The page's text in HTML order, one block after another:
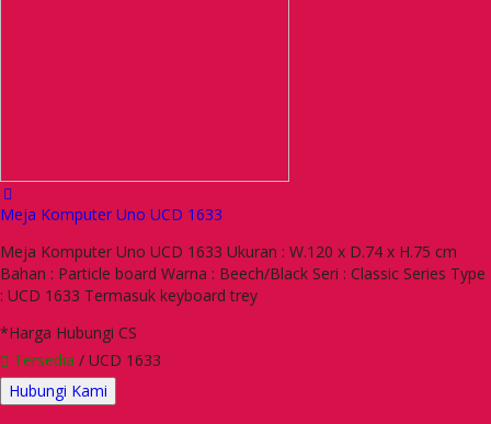
Meja Komputer Uno UCD 1633
Meja Komputer Uno UCD 1633 Ukuran : W.120 x D.74 x H.75 cm
Bahan : Particle board Warna : Beech/Black Seri : Classic Series Type
: UCD 1633 Termasuk keyboard trey
*Harga Hubungi CS
Tersedia / UCD 1633
Hubungi Kami